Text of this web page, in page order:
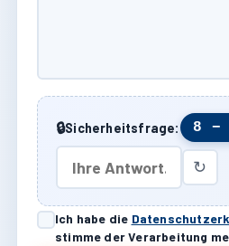
🔒Sicherheitsfrage: 8 −
↻
Ich habe die
stimme der Verarbeitung